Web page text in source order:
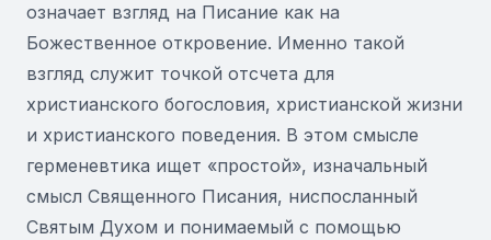
означает взгляд на Писание как на
Божественное откровение. Именно такой
взгляд служит точкой отсчета для
христианского богословия, христианской жизни
и христианского поведения. В этом смысле
герменевтика ищет «простой», изначальный
смысл Священного Писания, ниспосланный
Святым Духом и понимаемый с помощью